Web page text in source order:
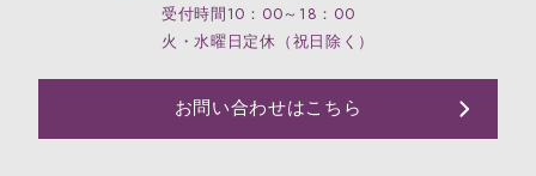
受付時間10：00～18：00
火・水曜日定休（祝日除く）
お問い合わせはこちら